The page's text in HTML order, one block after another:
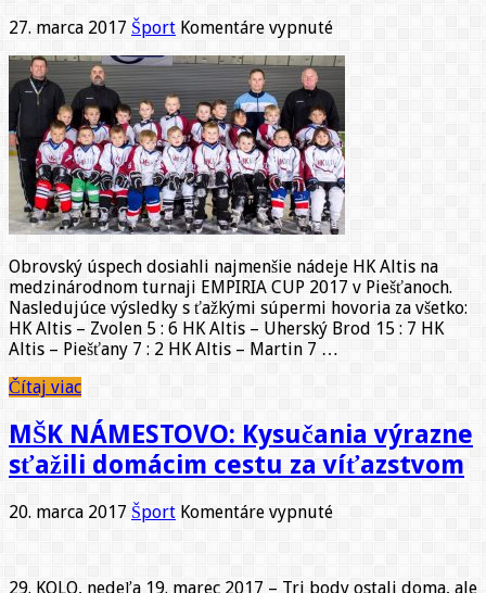
27. marca 2017 Šport Komentáre vypnuténa
úspech
prípravky
HK
Altis
na
turnaji
v
Piešťanoch
Obrovský úspech dosiahli najmenšie nádeje HK Altis na
medzinárodnom turnaji EMPIRIA CUP 2017 v Piešťanoch.
Nasledujúce výsledky s ťažkými súpermi hovoria za všetko:
HK Altis – Zvolen 5 : 6 HK Altis – Uherský Brod 15 : 7 HK
Altis – Piešťany 7 : 2 HK Altis – Martin 7 …
Čítaj viac
MŠK NÁMESTOVO: Kysučania výrazne
sťažili domácim cestu za víťazstvom
20. marca 2017 Šport Komentáre vypnuténa
29. KOLO, nedeľa 19. marec 2017 – Tri body ostali doma, ale